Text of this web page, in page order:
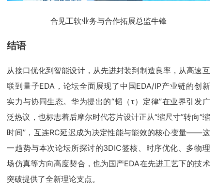
合见工软业务与合作拓展总监牛锋
结语
从接口优化到智能设计，从先进封装到制造良率，从高速互
联到量子EDA，论坛全面展现了中国EDA/IP产业链的创新
实力与协同生态。华为提出的“韬（τ）定律”在业界引发广
泛热议，也标志着后摩尔时代芯片设计正从“缩尺寸”转向“缩
时间”，互连RC延迟成为决定性能与能效的核心变量——这
一趋势与本次论坛所探讨的3DIC签核、时序优化、多物理
场仿真等方向高度契合，也为国产EDA在先进工艺下的技术
突破提供了全新理论支点。